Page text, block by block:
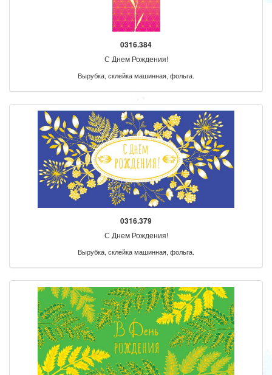
0316.384
С Днем Рождения!
Вырубка, склейка машинная, фольга.
0316.379
С Днем Рождения!
Вырубка, склейка машинная, фольга.